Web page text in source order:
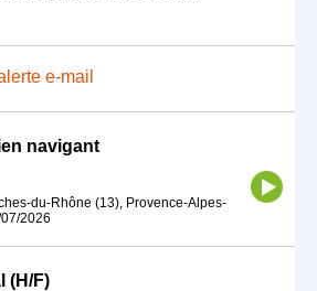
e-mail
navigant
du-Rhône (13), Provence-Alpes-
2026
(H/F)